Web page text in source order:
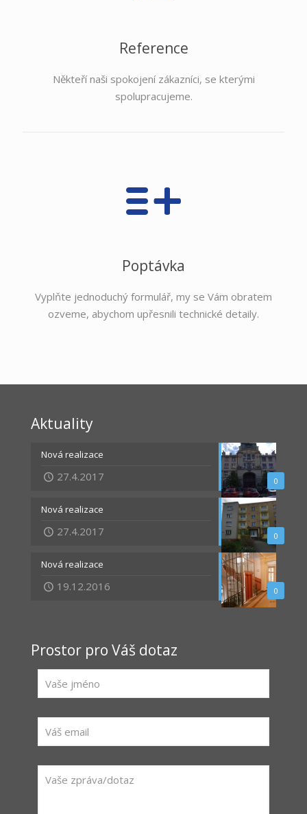
Reference
Někteří naši spokojení zákazníci, se kterými
spolupracujeme.
Poptávka
Vyplňte jednoduchý formulář, my se Vám obratem
ozveme, abychom upřesnili technické detaily.
Aktuality
0
Nová realizace
27.4.2017
0
Nová realizace
27.4.2017
0
Nová realizace
19.12.2016
Prostor pro Váš dotaz